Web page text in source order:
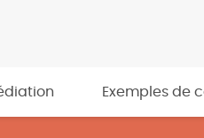
Exemples de